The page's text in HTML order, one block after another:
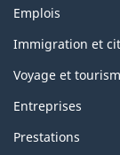
Thèmes
sujets
Emplois
Immigration et
Voyage et
Entreprises
Prestations